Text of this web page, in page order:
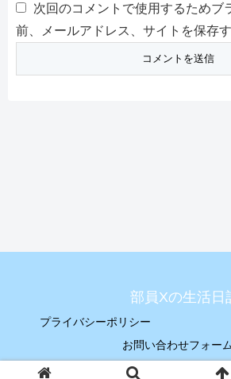
次回のコメントで使用するためブ
前、メールアドレス、サイトを保存す
部員Xの生活日
プライバシーポリシー
お問い合わせフォー
© 2005 部員Xの生活日